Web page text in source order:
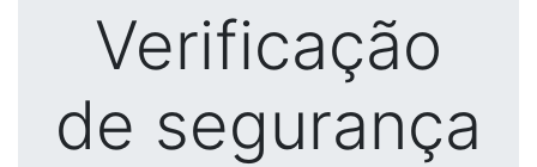
Verificação
de segurança